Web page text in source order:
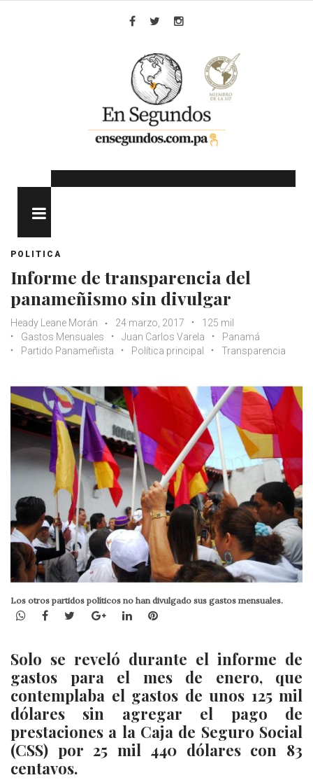
POLITICA
Informe de transparencia del
panameñismo sin divulgar
Heady Leane Morán 24 marzo, 2017
125 mil
Gastos Mensuales
Juan Carlos Varela
Panamá
Partido Panameñista
Política principal Transparencia
Los otros partidos políticos no han divulgado sus gastos mensuales.
WhatsApp
Facebook
TwitterGoogle+LinkedInPinterest
Solo se reveló durante el informe de
gastos para el mes de enero, que
contemplaba el gastos de unos 125 mil
dólares sin agregar el pago de
prestaciones a la Caja de Seguro Social
(CSS) por 25 mil 440 dólares con 83
centavos.